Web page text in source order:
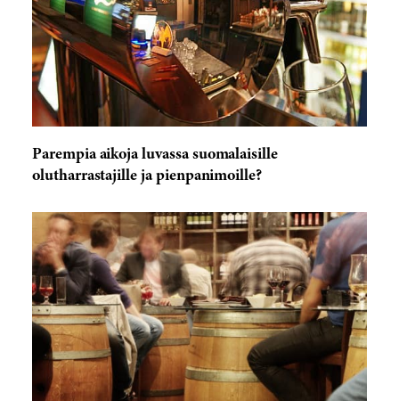
Parempia aikoja luvassa suomalaisille
olutharrastajille ja pienpanimoille?